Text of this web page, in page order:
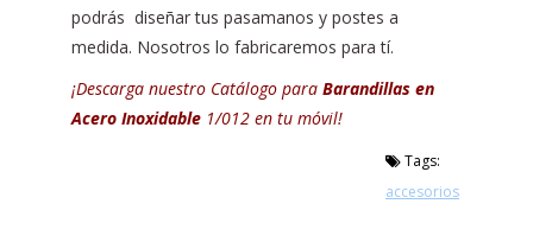
podrás diseñar tus pasamanos y postes a
medida. Nosotros lo fabricaremos para tí.
¡Descarga nuestro Catálogo para Barandillas en
Acero Inoxidable 1/012 en tu móvil!
Tags:
accesorios